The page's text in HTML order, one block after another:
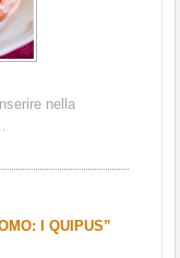
nella
I QUIPUS”